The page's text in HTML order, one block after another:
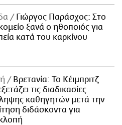
Γιώργος Παράσχος: Στο
ξανά ο ηθοποιός για
κατά του καρκίνου
Βρετανία: Το Κέιμπριτζ
τις διαδικασίες
καθηγητών μετά την
διδάσκοντα για